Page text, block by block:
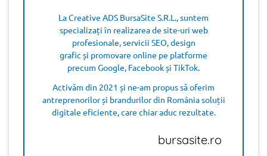
La Creative ADS BursaSite S.R.L., suntem
specializați în realizarea de site-uri web
profesionale, servicii SEO, design
grafic și promovare online pe platforme
precum Google, Facebook și TikTok.
Activăm din 2021 și ne-am propus să oferim
antreprenorilor și brandurilor din România soluții
digitale eficiente, care chiar aduc rezultate.
bursasite.ro